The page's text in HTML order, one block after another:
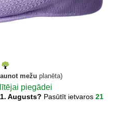
mežu planēta)
piegādei
Augusts? Pasūtīt ietvaros 21